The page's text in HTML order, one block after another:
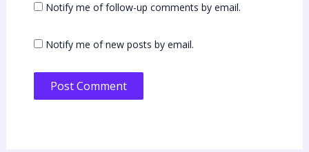
Notify me of follow-up comments by email.
Notify me of new posts by email.